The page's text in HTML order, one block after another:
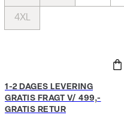
4XL
1-2 DAGES LEVERING
GRATIS FRAGT V/ 499,-
GRATIS RETUR